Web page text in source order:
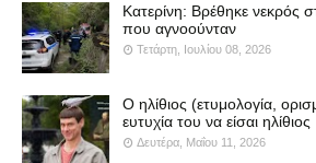
Κατερίνη: Βρέθηκε νεκρός
που αγνοούνταν
Τετάρτη, Ιουλίου 08, 2026
Ο ηλίθιος (ετυμολογία,
ευτυχία του να είσαι ηλίθιος
Δευτέρα, Μαΐου 11, 2026